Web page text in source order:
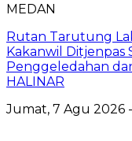
MEDAN
Rutan Tarutung
Kakanwil
Penggeledahan
HALINAR
Jumat, 7 Agu 2026